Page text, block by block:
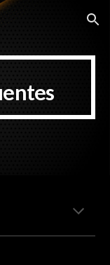
Skip to navigation